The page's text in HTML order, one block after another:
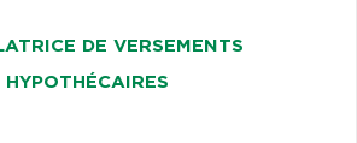
DE VERSEMENTS
HYPOTHÉCAIRES